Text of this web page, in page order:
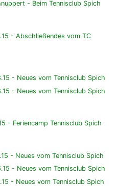
- Beim Tennisclub Spich
- Abschließendes vom TC
- Neues vom Tennisclub Spich
- Neues vom Tennisclub Spich
- Feriencamp Tennisclub Spich
- Neues vom Tennisclub Spich
- Neues vom Tennisclub Spich
- Neues vom Tennisclub Spich